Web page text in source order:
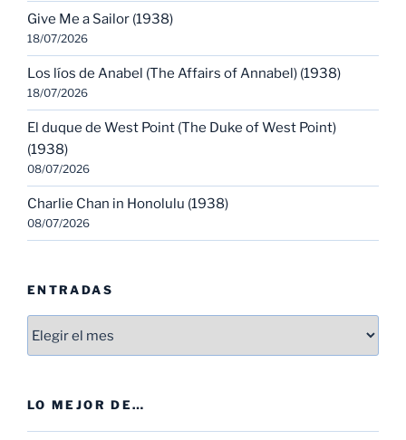
Give Me a Sailor (1938)
18/07/2026
Los líos de Anabel (The Affairs of Annabel) (1938)
18/07/2026
El duque de West Point (The Duke of West Point)
(1938)
08/07/2026
Charlie Chan in Honolulu (1938)
08/07/2026
ENTRADAS
LO MEJOR DE…